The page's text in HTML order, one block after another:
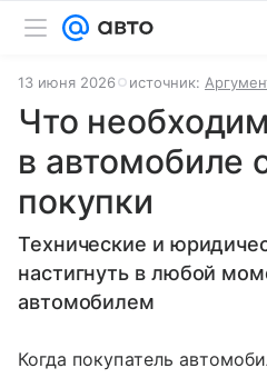
13 июня 2026 источник:
Что
в автомобиле
покупки
Технические и
настигнуть в любой
автомобилем
Когда покупатель